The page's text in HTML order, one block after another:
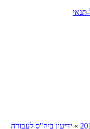
תנאי
» ידיעון ביה"ס לעבודה